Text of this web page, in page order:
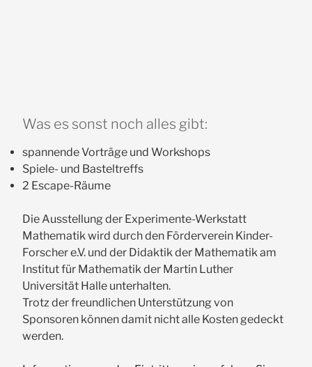
Was es sonst noch alles gibt:
spannende Vorträge und Workshops
Spiele- und Basteltreffs
2 Escape-Räume
Die Ausstellung der Experimente-Werkstatt
Mathematik wird durch den Förderverein Kinder-
Forscher e.V. und der Didaktik der Mathematik am
Institut für Mathematik der Martin Luther
Universität Halle unterhalten.
Trotz der freundlichen Unterstützung von
Sponsoren können damit nicht alle Kosten gedeckt
werden.